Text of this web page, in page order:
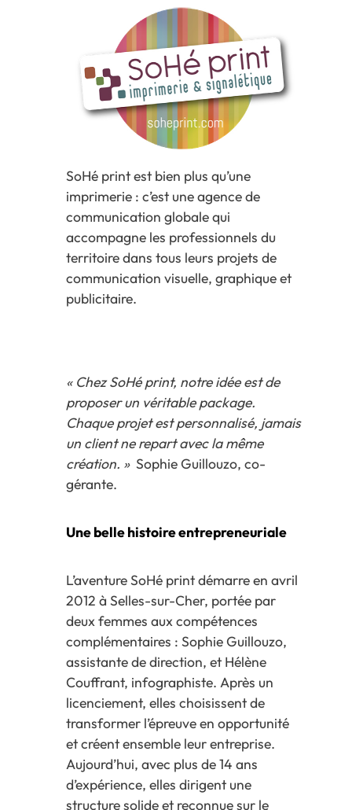
SoHé print est bien plus qu’une
imprimerie : c’est une agence de
communication globale qui
accompagne les professionnels du
territoire dans tous leurs projets de
communication visuelle, graphique et
publicitaire.
« Chez SoHé print, notre idée est de
proposer un véritable package.
Chaque projet est personnalisé, jamais
un client ne repart avec la même
création. »Sophie Guillouzo, co-
gérante.
Une belle histoire entrepreneuriale
L’aventure SoHé print démarre en avril
2012 à Selles-sur-Cher, portée par
deux femmes aux compétences
complémentaires : Sophie Guillouzo,
assistante de direction, et Hélène
Couffrant, infographiste. Après un
licenciement, elles choisissent de
transformer l’épreuve en opportunité
et créent ensemble leur entreprise.
Aujourd’hui, avec plus de 14 ans
d’expérience, elles dirigent une
structure solide et reconnue sur le